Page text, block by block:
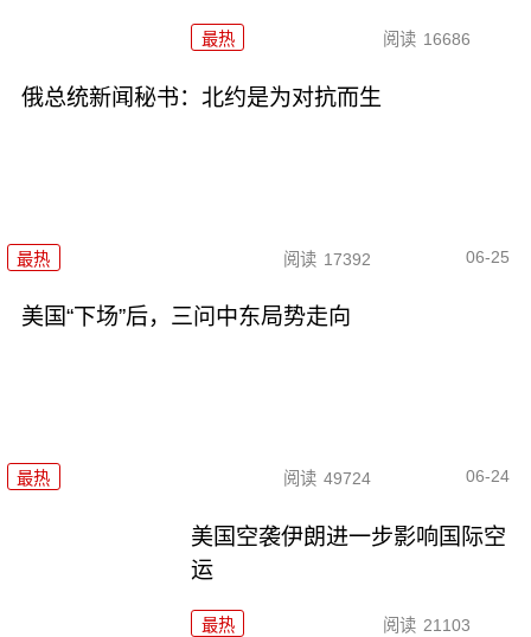
最热 阅读 16686
俄总统新闻秘书：北约是为对抗而生
最热 阅读 17392 06-25
美国“下场”后，三问中东局势走向
最热 阅读 49724 06-24
美国空袭伊朗进一步影响国际空
运
最热 阅读 21103